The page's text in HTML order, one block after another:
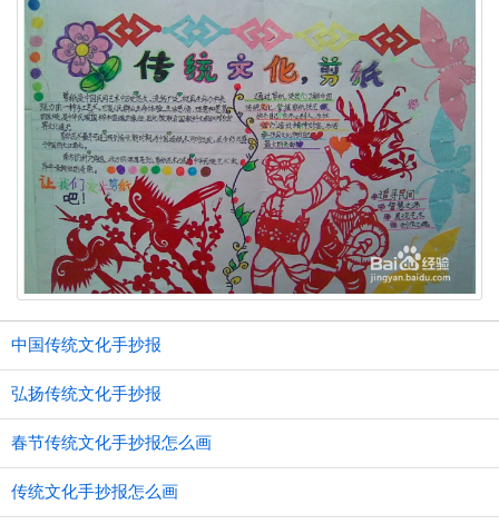
中国传统文化手抄报
弘扬传统文化手抄报
春节传统文化手抄报怎么画
传统文化手抄报怎么画